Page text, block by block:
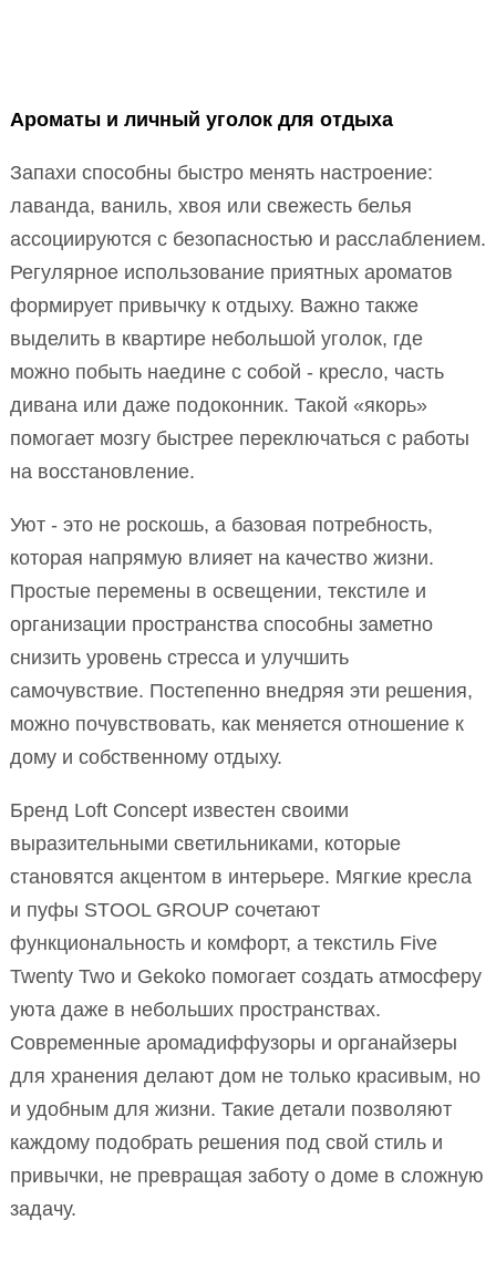
Ароматы и личный уголок для отдыха
Запахи способны быстро менять настроение:
лаванда, ваниль, хвоя или свежесть белья
ассоциируются с безопасностью и расслаблением.
Регулярное использование приятных ароматов
формирует привычку к отдыху. Важно также
выделить в квартире небольшой уголок, где
можно побыть наедине с собой - кресло, часть
дивана или даже подоконник. Такой «якорь»
помогает мозгу быстрее переключаться с работы
на восстановление.
Уют - это не роскошь, а базовая потребность,
которая напрямую влияет на качество жизни.
Простые перемены в освещении, текстиле и
организации пространства способны заметно
снизить уровень стресса и улучшить
самочувствие. Постепенно внедряя эти решения,
можно почувствовать, как меняется отношение к
дому и собственному отдыху.
Бренд Loft Concept известен своими
выразительными светильниками, которые
становятся акцентом в интерьере. Мягкие кресла
и пуфы STOOL GROUP сочетают
функциональность и комфорт, а текстиль Five
Twenty Two и Gekoko помогает создать атмосферу
уюта даже в небольших пространствах.
Современные аромадиффузоры и органайзеры
для хранения делают дом не только красивым, но
и удобным для жизни. Такие детали позволяют
каждому подобрать решения под свой стиль и
привычки, не превращая заботу о доме в сложную
задачу.